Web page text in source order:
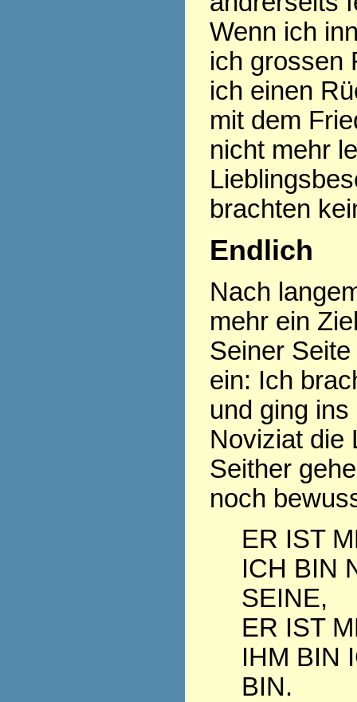
Wenn ich
ich grossen
ich einen
mit dem
nicht mehr
brachten
Endlich
Nach
mehr ein
Seiner
ein: Ich
und ging
Noviziat die
Seither
noch
ER IST
ICH BIN
SEINE,
ER IST
IHM BIN
BIN.